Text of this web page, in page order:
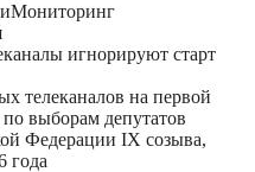
Мониторинг
игнорируют старт
телеканалов на первой
выборам депутатов
Федерации IX созыва,
года